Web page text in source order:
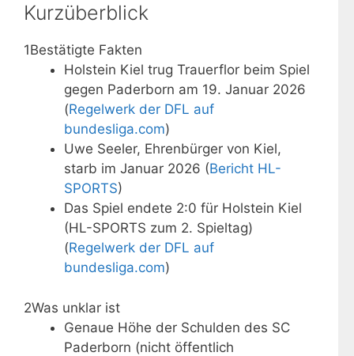
Kurzüberblick
1Bestätigte Fakten
Holstein Kiel trug Trauerflor beim Spiel
gegen Paderborn am 19. Januar 2026
(Regelwerk der DFL auf
bundesliga.com)
Uwe Seeler, Ehrenbürger von Kiel,
starb im Januar 2026 (Bericht HL-
SPORTS)
Das Spiel endete 2:0 für Holstein Kiel
(HL-SPORTS zum 2. Spieltag)
(Regelwerk der DFL auf
bundesliga.com)
2Was unklar ist
Genaue Höhe der Schulden des SC
Paderborn (nicht öffentlich